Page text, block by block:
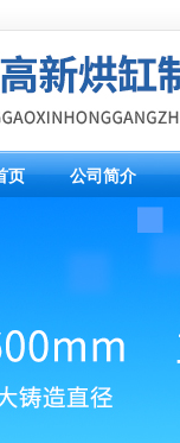
页 公司简介